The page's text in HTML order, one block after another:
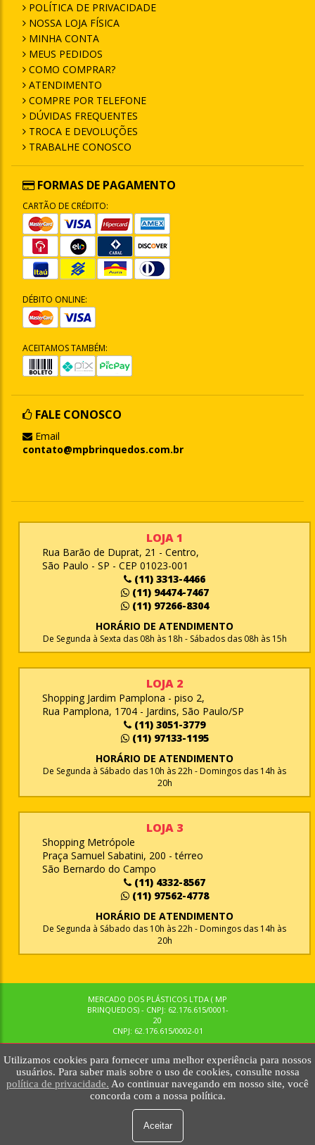
Utilizamos cookies para fornecer uma melhor experiência para nossos
usuários. Para saber mais sobre o uso de cookies, consulte nossa
política de privacidade. Ao continuar navegando em nosso site, você
concorda com a nossa política.
Aceitar
POLÍTICA DE PRIVACIDADE
NOSSA LOJA FÍSICA
MINHA CONTA
MEUS PEDIDOS
COMO COMPRAR?
ATENDIMENTO
COMPRE POR TELEFONE
DÚVIDAS FREQUENTES
TROCA E DEVOLUÇÕES
TRABALHE CONOSCO
FORMAS DE PAGAMENTO
CARTÃO DE CRÉDITO:
DÉBITO ONLINE:
ACEITAMOS TAMBÉM:
FALE CONOSCO
Email
contato@mpbrinquedos.com.br
LOJA 1
Rua Barão de Duprat, 21 - Centro,
São Paulo - SP - CEP 01023-001
(11) 3313-4466
(11) 94474-7467
(11) 97266-8304
HORÁRIO DE ATENDIMENTO
De Segunda à Sexta das 08h às 18h - Sábados das 08h às 15h
LOJA 2
Shopping Jardim Pamplona - piso 2,
Rua Pamplona, 1704 - Jardins, São Paulo/SP
(11) 3051-3779
(11) 97133-1195
HORÁRIO DE ATENDIMENTO
De Segunda à Sábado das 10h às 22h - Domingos das 14h às
20h
LOJA 3
Shopping Metrópole
Praça Samuel Sabatini, 200 - térreo
São Bernardo do Campo
(11) 4332-8567
(11) 97562-4778
HORÁRIO DE ATENDIMENTO
De Segunda à Sábado das 10h às 22h - Domingos das 14h às
20h
MERCADO DOS PLÁSTICOS LTDA ( MP
BRINQUEDOS) - CNPJ: 62.176.615/0001-
20
CNPJ: 62.176.615/0002-01
© MPBRINQUEDOS. TODOS OS DIREITOS RESERVADOS. MKTNOW